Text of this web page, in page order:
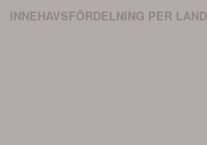
INNEHAVSFÖRDELNING PER LAND